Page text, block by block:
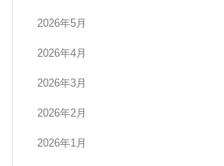
2026年5月
2026年4月
2026年3月
2026年2月
2026年1月